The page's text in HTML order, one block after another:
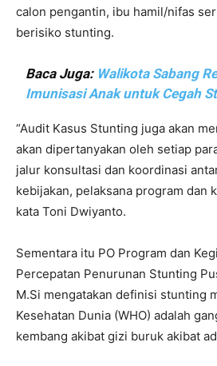
calon pengantin, ibu hamil/nifas
berisiko stunting.
Baca Juga: Walikota Sabang
Imunisasi Anak untuk Cegah
“Audit Kasus Stunting juga akan
akan dipertanyakan oleh setiap
jalur konsultasi dan koordinasi
kebijakan, pelaksana program dan
kata Toni Dwiyanto.
Sementara itu PO Program dan
Percepatan Penurunan Stunting
M.Si mengatakan definisi stunting
Kesehatan Dunia (WHO) adalah
kembang akibat gizi buruk akibat